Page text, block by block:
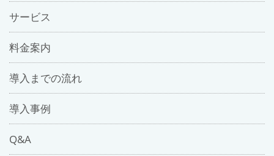
サービス
料金案内
導入までの流れ
導入事例
Q&A